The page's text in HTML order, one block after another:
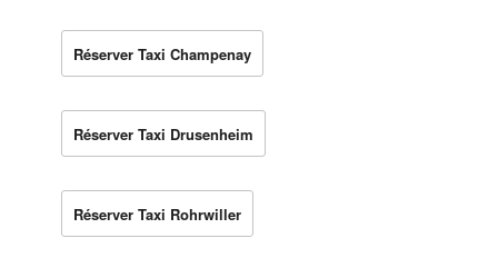
Réserver Taxi Champenay
Réserver Taxi Drusenheim
Réserver Taxi Rohrwiller